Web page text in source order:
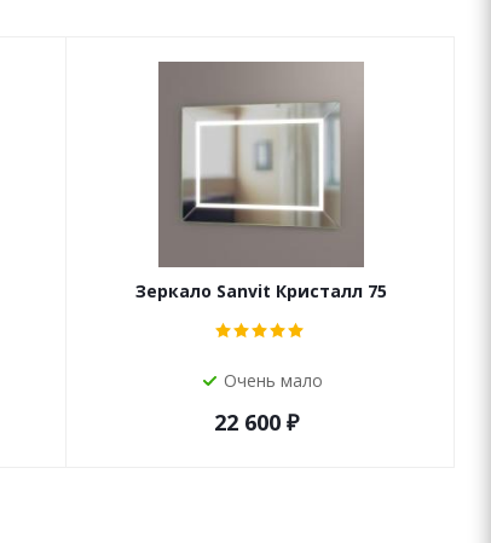
Зеркало Sanvit Кристалл 75
Очень мало
22 600 ₽